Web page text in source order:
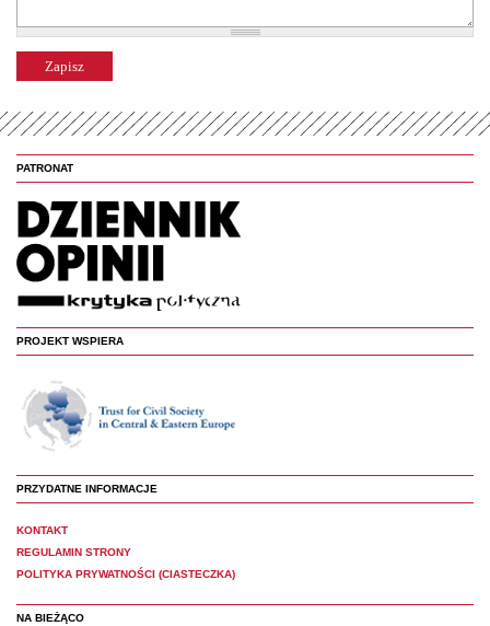
PATRONAT
PROJEKT WSPIERA
PRZYDATNE INFORMACJE
KONTAKT
REGULAMIN STRONY
POLITYKA PRYWATNOŚCI (CIASTECZKA)
NA BIEŻĄCO